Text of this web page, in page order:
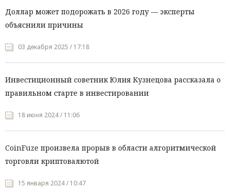
Доллар может подорожать в 2026 году — эксперты
объяснили причины
03 декабря 2025 / 17:18
Инвестиционный советник Юлия Кузнецова рассказала о
правильном старте в инвестировании
18 июня 2024 / 11:06
CoinFuze произвела прорыв в области алгоритмической
торговли криптовалютой
15 января 2024 / 10:47